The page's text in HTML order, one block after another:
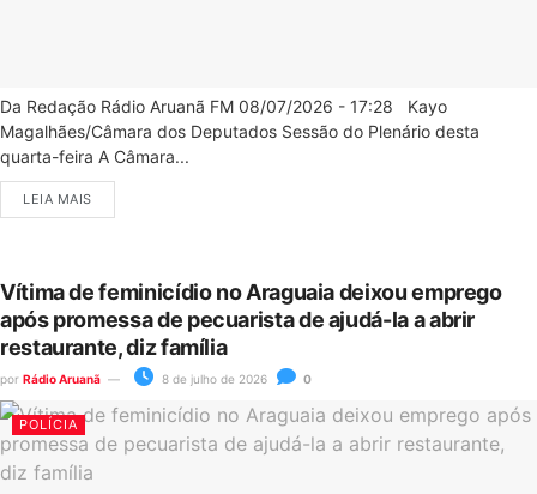
Da Redação Rádio Aruanã FM 08/07/2026 - 17:28 Kayo
Magalhães/Câmara dos Deputados Sessão do Plenário desta
quarta-feira A Câmara...
LEIA MAIS
Vítima de feminicídio no Araguaia deixou emprego
após promessa de pecuarista de ajudá-la a abrir
restaurante, diz família
por Rádio Aruanã 8 de julho de 2026 0
POLÍCIA